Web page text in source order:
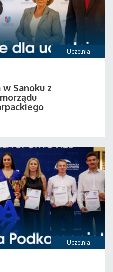
Uczelnia
Sanoku z
Uczelnia